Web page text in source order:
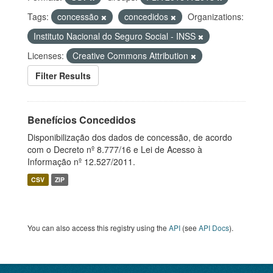
Tags:
concessão concedidos
Organizations:
Instituto Nacional do Seguro Social - INSS
Licenses:
Creative Commons Attribution
Filter Results
Benefícios Concedidos
Disponibilização dos dados de concessão, de acordo
com o Decreto nº 8.777/16 e Lei de Acesso à
Informação nº 12.527/2011.
CSV ZIP
You can also access this registry using the API (see API Docs).